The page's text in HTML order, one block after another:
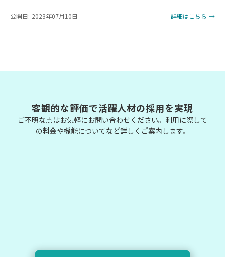
公開日: 2023年07月10日 詳細はこちら →
客観的な評価で活躍人材の採用を実現
ご不明な点はお気軽にお問い合わせください。利用に際して
の料金や機能についてなど詳しくご案内します。